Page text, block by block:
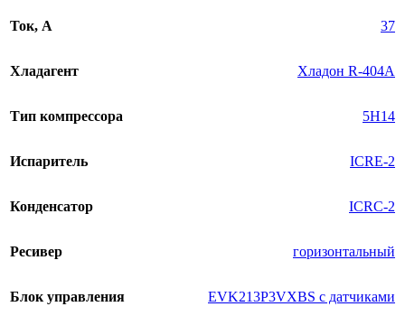
Ток, А 37
Хладагент Хладон R-404A
Тип компрессора 5H14
Испаритель ICRE-2
Конденсатор ICRC-2
Ресивер горизонтальный
Блок управления EVK213P3VXBS с датчиками